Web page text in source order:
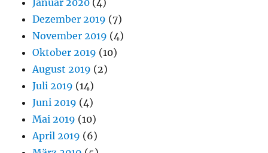
Januar 2020 (4)
Dezember 2019 (7)
November 2019 (4)
Oktober 2019 (10)
August 2019 (2)
Juli 2019 (14)
Juni 2019 (4)
Mai 2019 (10)
April 2019 (6)